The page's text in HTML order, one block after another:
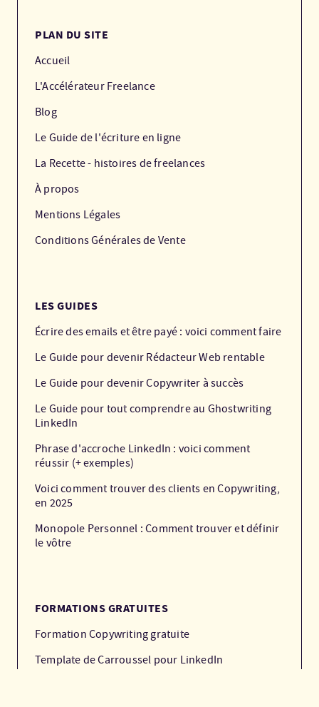
PLAN DU SITE
Accueil
L'Accélérateur Freelance
Blog
Le Guide de l'écriture en ligne
La Recette - histoires de freelances
À propos
Mentions Légales
Conditions Générales de Vente
LES GUIDES
Écrire des emails et être payé : voici comment faire
Le Guide pour devenir Rédacteur Web rentable
Le Guide pour devenir Copywriter à succès
Le Guide pour tout comprendre au Ghostwriting
LinkedIn
Phrase d'accroche LinkedIn : voici comment
réussir (+ exemples)
Voici comment trouver des clients en Copywriting,
en 2025
Monopole Personnel : Comment trouver et définir
le vôtre
FORMATIONS GRATUITES
Formation Copywriting gratuite
Template de Carroussel pour LinkedIn